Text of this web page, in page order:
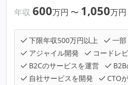
年収 600万円 〜 1,050万円
下限年収500万円以上
一
アジャイル開発
コードレ
B2Cのサービスを運営
自社サービスを開発
CTO